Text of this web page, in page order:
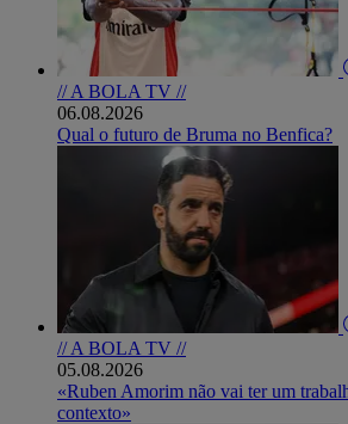
// A BOLA TV //
06.08.2026
Qual o futuro de Bruma no Benfica?
// A BOLA TV //
05.08.2026
«Ruben Amorim não vai ter um
contexto»